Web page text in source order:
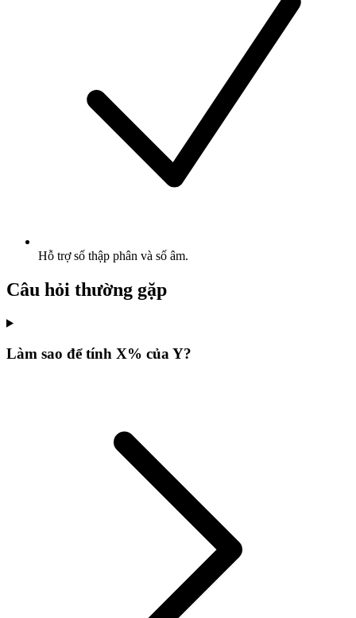
Hỗ trợ số thập phân và số âm.
Câu hỏi thường gặp
Làm sao để tính X% của Y?